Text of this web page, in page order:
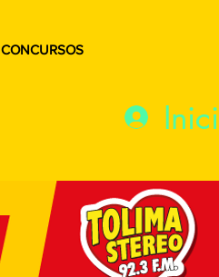
CONCURSOS